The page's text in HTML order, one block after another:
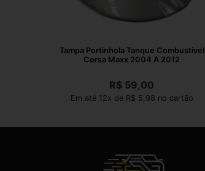
Tampa Portinhola Tanque Combustivel
Corsa Maxx 2004 A 2012
R$ 59,00
Em até 12x de R$ 5,98 no cartão